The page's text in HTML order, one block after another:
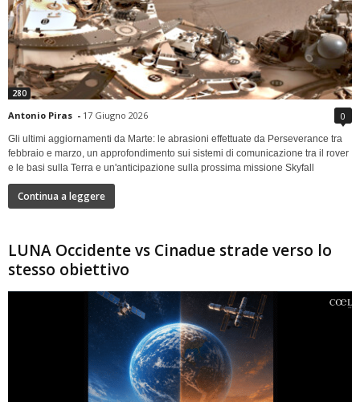
280
Antonio Piras - 17 Giugno 2026 0
Gli ultimi aggiornamenti da Marte: le abrasioni effettuate da Perseverance tra
febbraio e marzo, un approfondimento sui sistemi di comunicazione tra il rover
e le basi sulla Terra e un'anticipazione sulla prossima missione Skyfall
Continua a leggere
LUNA Occidente vs Cinadue strade verso lo
stesso obiettivo